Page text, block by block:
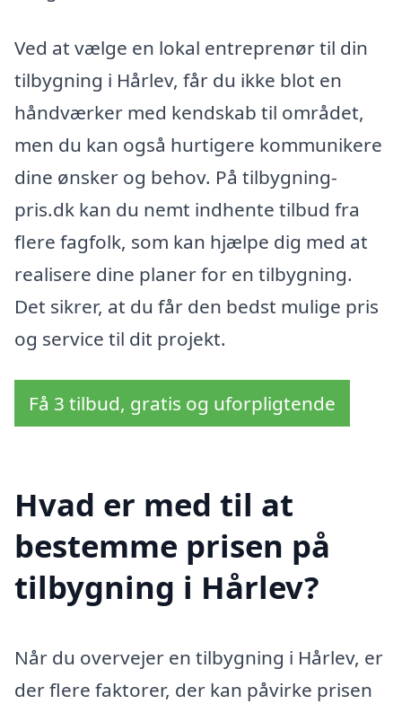
Ved at vælge en lokal entreprenør til din
tilbygning i Hårlev, får du ikke blot en
håndværker med kendskab til området,
men du kan også hurtigere kommunikere
dine ønsker og behov. På tilbygning-
pris.dk kan du nemt indhente tilbud fra
flere fagfolk, som kan hjælpe dig med at
realisere dine planer for en tilbygning.
Det sikrer, at du får den bedst mulige pris
og service til dit projekt.
Få 3 tilbud, gratis og uforpligtende
Hvad er med til at
bestemme prisen på
tilbygning i Hårlev?
Når du overvejer en tilbygning i Hårlev, er
der flere faktorer, der kan påvirke prisen